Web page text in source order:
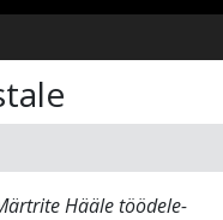
Hääle töödele-